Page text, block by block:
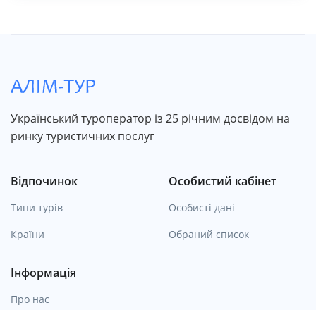
Український туроператор із 25 річним досвідом на
ринку туристичних послуг
Відпочинок
Типи турів
Країни
Особистий кабінет
Особисті дані
Обраний список
Інформація
Про нас